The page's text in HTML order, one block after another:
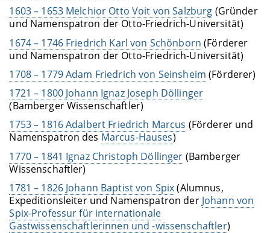
1603 – 1653 Melchior Otto Voit von Salzburg (Gründer
und Namenspatron der Otto-Friedrich-Universität)
1674 – 1746 Friedrich Karl von Schönborn (Förderer
und Namenspatron der Otto-Friedrich-Universität)
1708 – 1779 Adam Friedrich von Seinsheim (Förderer)
1721 – 1800 Johann Ignaz Joseph Döllinger
(Bamberger Wissenschaftler)
1753 – 1816 Adalbert Friedrich Marcus (Förderer und
Namenspatron des Marcus-Hauses)
1770 – 1841 Ignaz Christoph Döllinger (Bamberger
Wissenschaftler)
1781 – 1826 Johann Baptist von Spix(Alumnus,
Expeditionsleiter und Namenspatron der Johann von
Spix-Professur für internationale
Gastwissenschaftlerinnen und -wissenschaftler)